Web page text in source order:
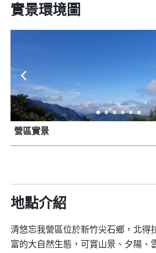
實景環境圖
營區實景
地點介紹
清悠忘我營區位於新竹尖石鄉，北得
富的大自然生態，可賞山景、夕陽、